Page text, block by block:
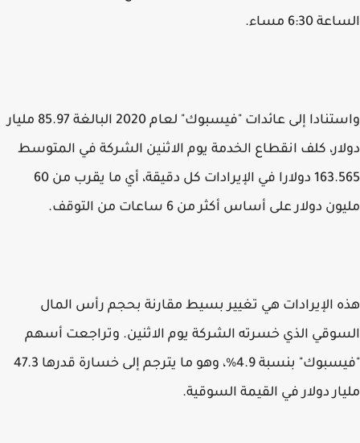
الساعة 6:30 مساء.
واستنادا إلى عائدات "فيسبوك" لعام 2020 البالغة 85.97 مليار
163.565 دولارا في الإيرادات كل دقيقة، أي ما يقرب من 60
مليون دولار على أساس أكثر من 6 ساعات من التوقف.
هذه الإيرادات هي تغيير بسيط مقارنة بحجم رأس المال
السوقي الذي خسرته الشركة يوم الاثنين. وتراجعت أسهم
"فيسبوك" بنسبة 4.9%، وهو ما يترجم إلى خسارة قدرها 47.3
مليار دولار في القيمة السوقية.